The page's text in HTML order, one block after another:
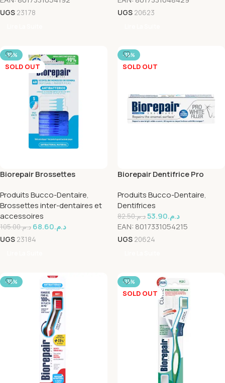
UGS 23178 UGS 20623
-35%
SOLD OUT
Biorepair Brossettes
40 Pieces
Produits Bucco-Dentaire,
Brossettes inter-dentaires et
accessoires
د.م.105.00 د.م.68.60
UGS 23184
-35%
SOLD OUT
Biorepair Dentifrice Pro
Produits Bucco-Dentaire,
Dentifrices
د.م.82.50 د.م.53.90
EAN: 8017331054215
UGS 20624
-35% -35%
SOLD OUT